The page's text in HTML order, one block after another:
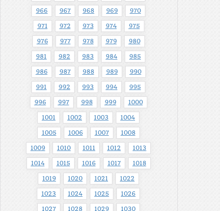
966 967 968 969 970
971 972 973 974 975
976 977 978 979 980
981 982 983 984 985
986 987 988 989 990
991 992 993 994 995
996 997 998 999 1000
1001 1002 1003 1004
1005 1006 1007 1008
1009 1010 1011 1012 1013
1014 1015 1016 1017 1018
1019 1020 1021 1022
1023 1024 1025 1026
1027 1028 1029 1030